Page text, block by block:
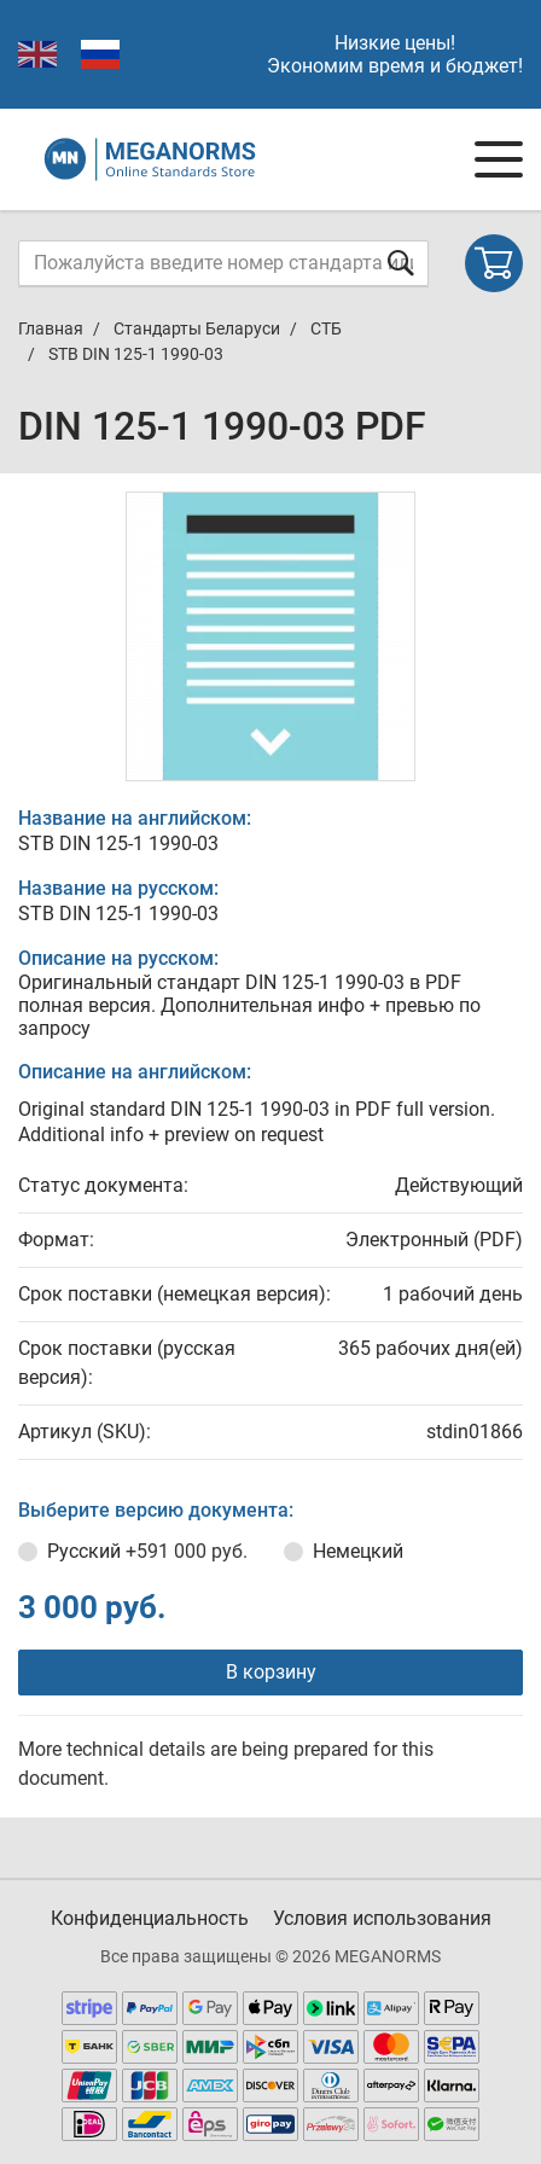
Низкие цены!
Экономим время и бюджет!
Главная Стандарты Беларуси
СТБ
STB DIN 125-1 1990-03
DIN 125-1 1990-03 PDF
Название на английском:
STB DIN 125-1 1990-03
Название на русском:
STB DIN 125-1 1990-03
Описание на русском:
Оригинальный стандарт DIN 125-1 1990-03 в PDF
полная версия. Дополнительная инфо + превью по
запросу
Описание на английском:
Original standard DIN 125-1 1990-03 in PDF full version.
Additional info + preview on request
Статус документа: Действующий
Формат: Электронный (PDF)
Срок поставки (немецкая версия): 1 рабочий день
Срок поставки (русская
версия):
365 рабочих дня(ей)
Артикул (SKU): stdin01866
Выберите версию документа:
Русский +591 000 руб. Немецкий
3 000 руб.
В корзину
More technical details are being prepared for this
document.
Конфиденциальность Условия использования
Все права защищены © 2026 MEGANORMS